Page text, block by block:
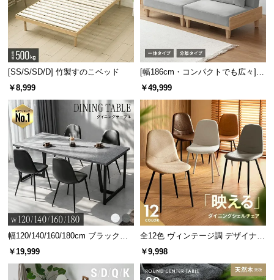
[SS/S/SD/D] 竹製すのこベッド
￥8,999
[幅186cm・コンパクトでも広々] 3
人掛けソファベッド リクライニン
￥49,999
幅120/140/160/180cm ブラックフ
レーム ダイニング 大理石調 4人掛
￥19,999
全12色 ヴィンテージ調 デザイナー
ズシェルチェア
￥9,998